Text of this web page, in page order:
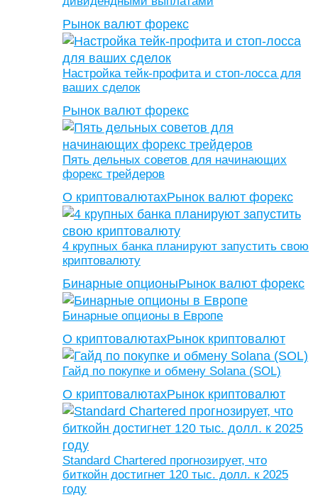
Рынок валют форекс
Настройка тейк-профита и стоп-лосса для
ваших сделок
Рынок валют форекс
Пять дельных советов для начинающих
форекс трейдеров
О криптовалютахРынок валют форекс
4 крупных банка планируют запустить свою
криптовалюту
Бинарные опционыРынок валют форекс
Бинарные опционы в Европе
О криптовалютахРынок криптовалют
Гайд по покупке и обмену Solana (SOL)
О криптовалютахРынок криптовалют
Standard Chartered прогнозирует, что
биткойн достигнет 120 тыс. долл. к 2025
году